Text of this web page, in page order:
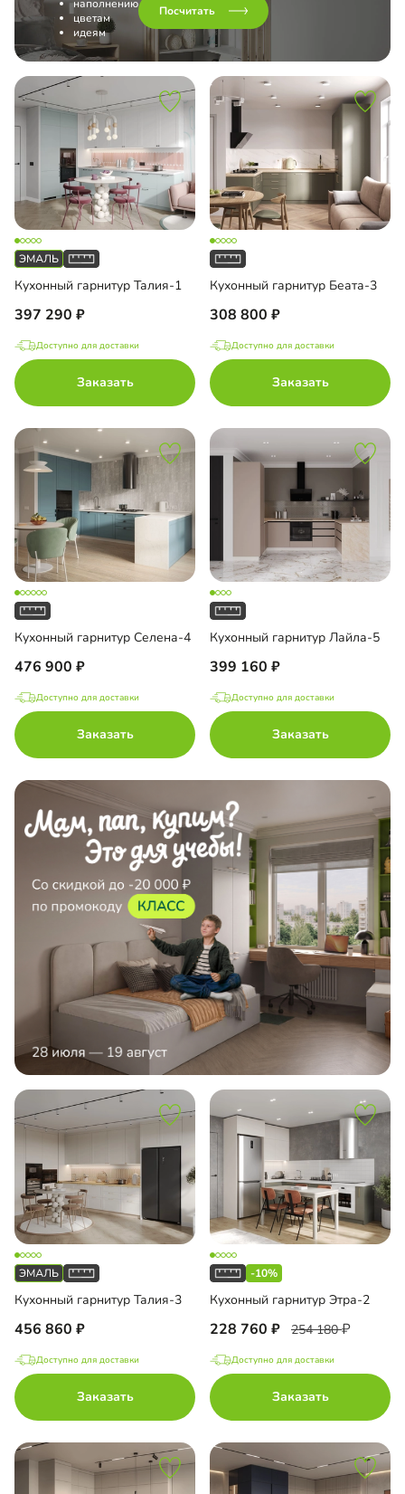
наполнению
цветам
идеям
Посчитать
Кухонный гарнитур Талия-1
397 290
Доступно для доставки
Заказать
Кухонный гарнитур Беата-3
308 800
Доступно для доставки
Заказать
Кухонный гарнитур Селена-4
476 900
Доступно для доставки
Заказать
Кухонный гарнитур Лайла-5
399 160
Доступно для доставки
Заказать
Кухонный гарнитур Талия-3
456 860
Доступно для доставки
Заказать
-10%
Кухонный гарнитур Этра-2
228 760 254 180
Доступно для доставки
Заказать